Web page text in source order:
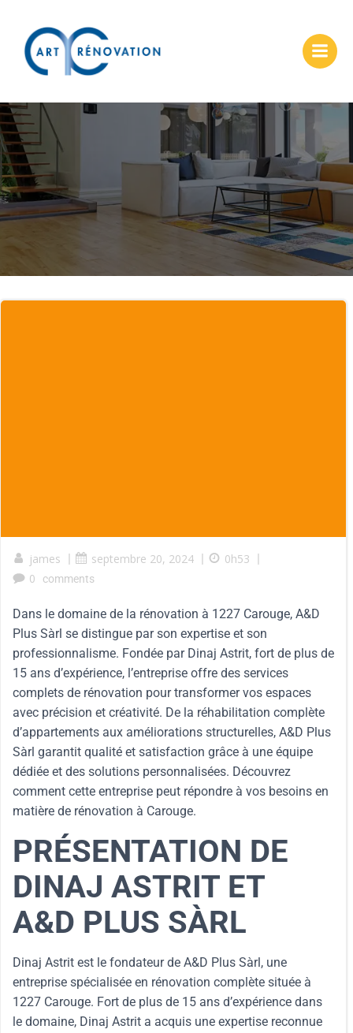
james | septembre 20, 2024 | 0h53 |
0
comments
Dans le domaine de la rénovation à 1227 Carouge, A&D
Plus Sàrl se distingue par son expertise et son
professionnalisme. Fondée par Dinaj Astrit, fort de plus de
15 ans d’expérience, l’entreprise offre des services
complets de rénovation pour transformer vos espaces
avec précision et créativité. De la réhabilitation complète
d’appartements aux améliorations structurelles, A&D Plus
Sàrl garantit qualité et satisfaction grâce à une équipe
dédiée et des solutions personnalisées. Découvrez
comment cette entreprise peut répondre à vos besoins en
matière de rénovation à Carouge.
PRÉSENTATION DE
DINAJ ASTRIT ET
A&D PLUS SÀRL
Dinaj Astrit est le fondateur de A&D Plus Sàrl, une
entreprise spécialisée en rénovation complète située à
1227 Carouge. Fort de plus de 15 ans d’expérience dans
le domaine, Dinaj Astrit a acquis une expertise reconnue